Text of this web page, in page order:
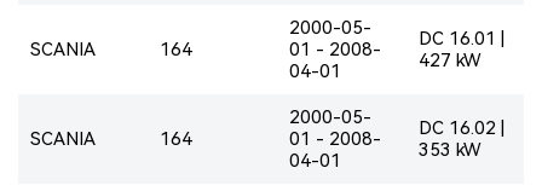
SCANIA 164
2000-05-
01 - 2008-
04-01
DC 16.01 |
427 kW
SCANIA 164
2000-05-
01 - 2008-
04-01
DC 16.02 |
353 kW